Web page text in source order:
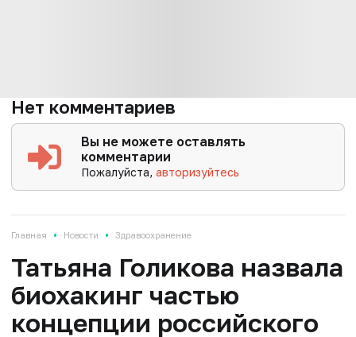
Нет комментариев
Вы не можете оставлять
комментарии
Пожалуйста,авторизуйтесь
Главная • Новости • Здравоохранение
Татьяна Голикова назвала
биохакинг частью
концепции российского